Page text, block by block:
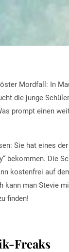
Mordfall: In
die junge
prompt einen
Sie hat eines
bekommen. Die
kostenfrei auf
kann man Stevie
finden!
Freaks